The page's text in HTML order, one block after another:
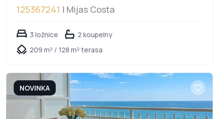
125367241 | Mijas Costa
3 ložnice
2 koupelny
209 m² / 128 m² terasa
NOVINKA